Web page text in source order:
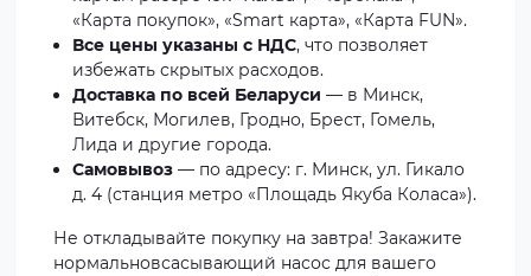
«Карта покупок», «Smart карта», «Карта FUN».
Все цены указаны с НДС, что позволяет
избежать скрытых расходов.
Доставка по всей Беларуси — в Минск,
Витебск, Могилев, Гродно, Брест, Гомель,
Лида и другие города.
Самовывоз — по адресу: г. Минск, ул. Гикало
д. 4 (станция метро «Площадь Якуба Коласа»).
Не откладывайте покупку на завтра! Закажите
нормальновсасывающий насос для вашего